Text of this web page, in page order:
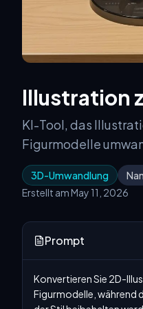
Illustration
KI-Tool, das
Figurmodelle
3D-Umwandlung
Erstellt am May 11, 2026
Prompt
Konvertieren Sie 2D-
Figurmodelle, während